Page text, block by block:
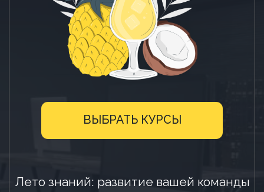
Лето знаний: развитие вашей команды
в 2 раза выгоднее — инвестируйте в
навыки, пока другие отдыхают!
Готовые решения под ваши задачи:
повышайте уровень клиентского
сервиса, запускайте программы
с персоналом
ВЫБРАТЬ КУРСЫ